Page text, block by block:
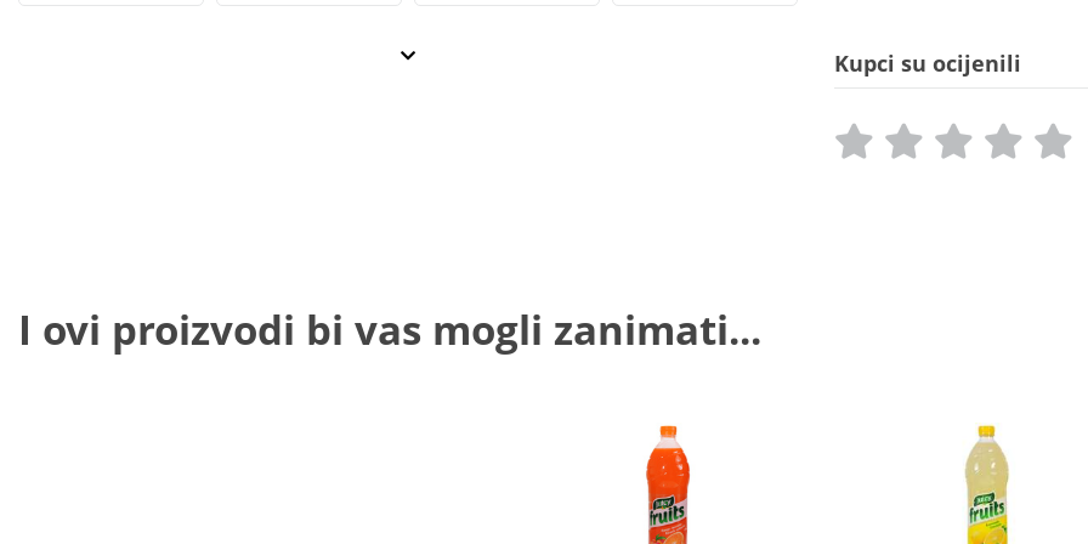
Kupci su ocijenili
I ovi proizvodi bi vas mogli zanimati...